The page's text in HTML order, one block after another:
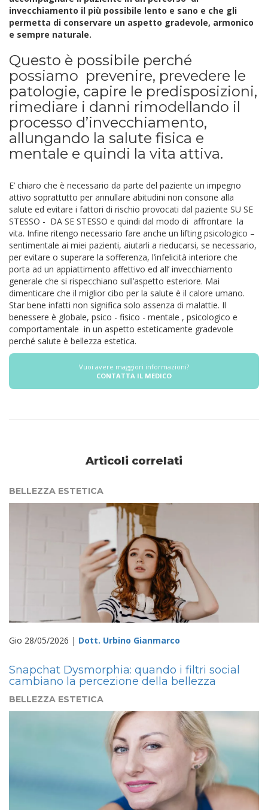
invecchiamento il più possibile lento e sano e che gli
permetta di conservare un aspetto gradevole, armonico
e sempre naturale.
Questo è possibile perché
possiamo prevenire, prevedere le
patologie, capire le predisposizioni,
rimediare i danni rimodellando il
processo d’invecchiamento,
allungando la salute fisica e
mentale e quindi la vita attiva.
E’ chiaro che è necessario da parte del paziente un impegno
attivo soprattutto per annullare abitudini non consone alla
salute ed evitare i fattori di rischio provocati dal paziente SU SE
STESSO - DA SE STESSO e quindi dal modo di affrontare la
vita. Infine ritengo necessario fare anche un lifting psicologico –
sentimentale ai miei pazienti, aiutarli a rieducarsi, se necessario,
per evitare o superare la sofferenza, l’infelicità interiore che
porta ad un appiattimento affettivo ed all’ invecchiamento
generale che si rispecchiano sull’aspetto esteriore. Mai
dimenticare che il miglior cibo per la salute è il calore umano.
Star bene infatti non significa solo assenza di malattie. Il
benessere è globale, psico - fisico - mentale , psicologico e
comportamentale in un aspetto esteticamente gradevole
perché salute è bellezza estetica.
Vuoi avere maggiori informazioni?
CONTATTA IL MEDICO
Articoli correlati
BELLEZZA ESTETICA
Gio 28/05/2026 | Dott. Urbino Gianmarco
Snapchat Dysmorphia: quando i filtri social
cambiano la percezione della bellezza
BELLEZZA ESTETICA